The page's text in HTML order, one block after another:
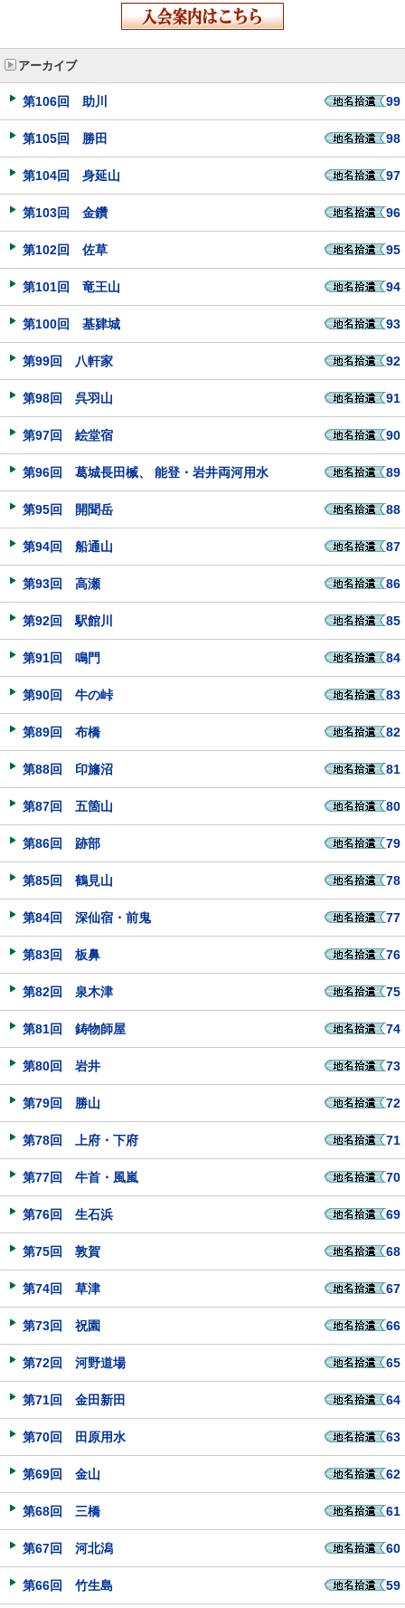
アーカイブ
第106回 助川 99
第105回 勝田 98
第104回 身延山 97
第103回 金鑽 96
第102回 佐草 95
第101回 竜王山 94
第100回 基肄城 93
第99回 八軒家 92
第98回 呉羽山 91
第97回 絵堂宿 90
第96回 葛城長田楲、 能登・岩井両河用水 89
第95回 開聞岳 88
第94回 船通山 87
第93回 高瀬 86
第92回 駅館川 85
第91回 鳴門 84
第90回 牛の峠 83
第89回 布橋 82
第88回 印旛沼 81
第87回 五箇山 80
第86回 跡部 79
第85回 鶴見山 78
第84回 深仙宿・前鬼 77
第83回 板鼻 76
第82回 泉木津 75
第81回 鋳物師屋 74
第80回 岩井 73
第79回 勝山 72
第78回 上府・下府 71
第77回 牛首・風嵐 70
第76回 生石浜 69
第75回 敦賀 68
第74回 草津 67
第73回 祝園 66
第72回 河野道場 65
第71回 金田新田 64
第70回 田原用水 63
第69回 金山 62
第68回 三橋 61
第67回 河北潟 60
第66回 竹生島 59